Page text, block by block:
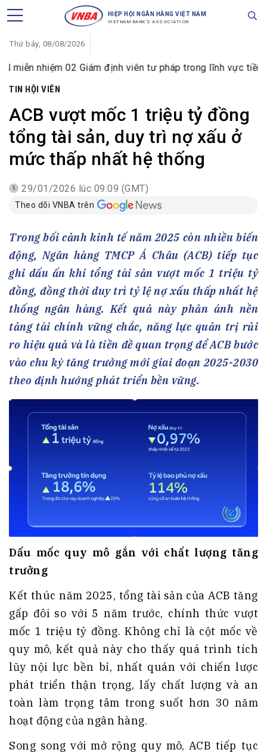
HIỆP HỘI NGÂN HÀNG VIỆT NAM
VIETNAM BANK'S ASSOCIATION
Thứ bảy, 08/08/2026
02 Giám định viên tư pháp trong lĩnh vực tiền tệ và ngân
TIN HỘI VIÊN
ACB vượt mốc 1 triệu tỷ đồng
tổng tài sản, duy trì nợ xấu ở
mức thấp nhất hệ thống
29/01/2026 lúc 09:09 (GMT)
Theo dõi VNBA trên
Trong bối cảnh kinh tế năm 2025 còn nhiều biến
động, Ngân hàng TMCP Á Châu (ACB) tiếp tục
ghi dấu ấn khi tổng tài sản vượt mốc 1 triệu tỷ
đồng, đồng thời duy trì tỷ lệ nợ xấu thấp nhất hệ
thống ngân hàng. Kết quả này phản ánh nền
tảng tài chính vững chắc, năng lực quản trị rủi
ro hiệu quả và là tiền đề quan trọng để ACB bước
vào chu kỳ tăng trưởng mới giai đoạn 2025-2030
theo định hướng phát triển bền vững.
Dấu mốc quy mô gắn với chất lượng tăng
trưởng
Kết thúc năm 2025, tổng tài sản của ACB tăng
gấp đôi so với 5 năm trước, chính thức vượt
mốc 1 triệu tỷ đồng. Không chỉ là cột mốc về
quy mô, kết quả này cho thấy quá trình tích
lũy nội lực bền bỉ, nhất quán với chiến lược
phát triển thận trọng, lấy chất lượng và an
toàn làm trọng tâm trong suốt hơn 30 năm
hoạt động của ngân hàng.
Song song với mở rộng quy mô, ACB tiếp tục